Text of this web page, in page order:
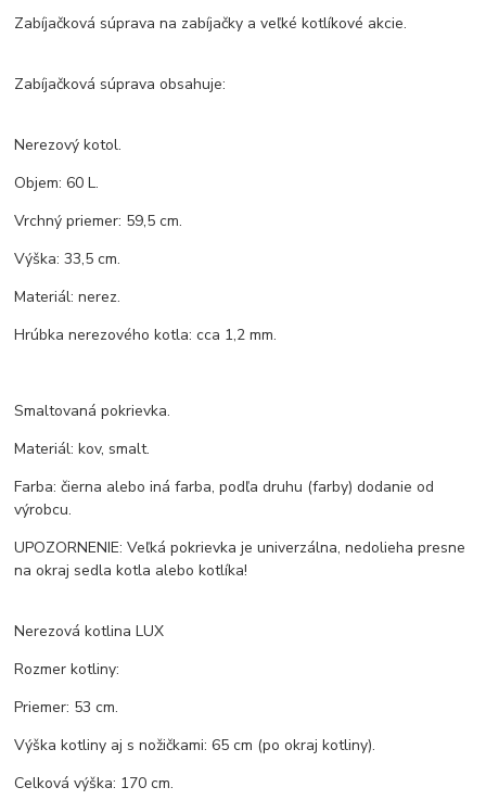
Zabíjačková súprava na zabíjačky a veľké kotlíkové akcie.
Zabíjačková súprava obsahuje:
Nerezový kotol.
Objem: 60 L.
Vrchný priemer: 59,5 cm.
Výška: 33,5 cm.
Materiál: nerez.
Hrúbka nerezového kotla: cca 1,2 mm.
Smaltovaná pokrievka.
Materiál: kov, smalt.
Farba: čierna alebo iná farba, podľa druhu (farby) dodanie od
výrobcu.
UPOZORNENIE: Veľká pokrievka je univerzálna, nedolieha presne
na okraj sedla kotla alebo kotlíka!
Nerezová kotlina LUX
Rozmer kotliny:
Priemer: 53 cm.
Výška kotliny aj s nožičkami: 65 cm (po okraj kotliny).
Celková výška: 170 cm.